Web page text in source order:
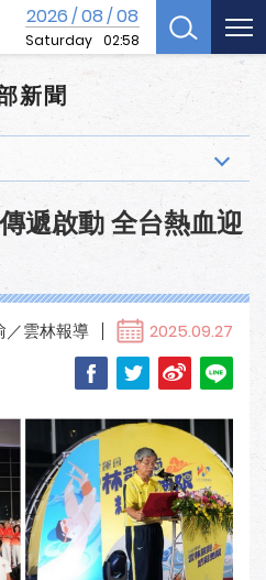
2026/08/08
Saturday 02:58
新聞
遞啟動 全台熱血迎
／雲林報導 2025.09.27